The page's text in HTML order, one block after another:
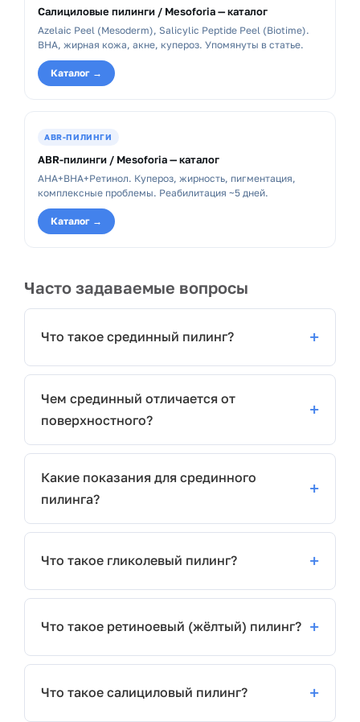
Салициловые пилинги / Mesoforia — каталог
Azelaic Peel (Mesoderm), Salicylic Peptide Peel (Biotime).
BHA, жирная кожа, акне, купероз. Упомянуты в статье.
Каталог →
ABR-ПИЛИНГИ
ABR-пилинги / Mesoforia — каталог
AHA+BHA+Ретинол. Купероз, жирность, пигментация,
комплексные проблемы. Реабилитация ~5 дней.
Каталог →
Часто задаваемые вопросы
Что такое срединный пилинг?
Чем срединный отличается от
поверхностного?
Какие показания для срединного
пилинга?
Что такое гликолевый пилинг?
Что такое ретиноевый (жёлтый) пилинг?
Что такое салициловый пилинг?